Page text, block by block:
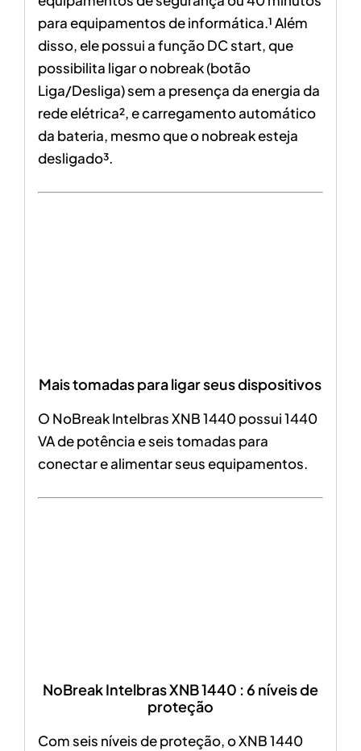
para equipamentos de informática.¹ Além
disso, ele possui a função DC start, que
possibilita ligar o nobreak (botão
Liga/Desliga) sem a presença da energia da
rede elétrica², e carregamento automático
da bateria, mesmo que o nobreak esteja
desligado³.
Mais tomadas para ligar seus dispositivos
O NoBreak Intelbras XNB 1440 possui 1440
VA de potência e seis tomadas para
conectar e alimentar seus equipamentos.
NoBreak Intelbras XNB 1440 : 6 níveis de
proteção
Com seis níveis de proteção, o XNB 1440